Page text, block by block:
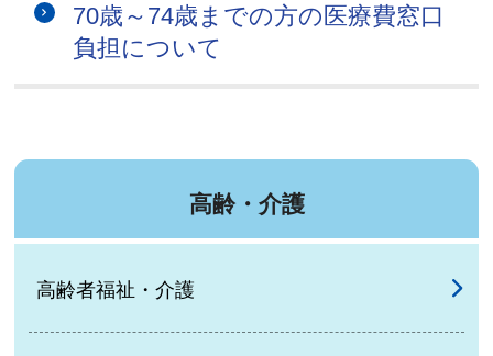
70歳～74歳までの方の医療費窓口
負担について
高齢・介護
高齢者福祉・介護